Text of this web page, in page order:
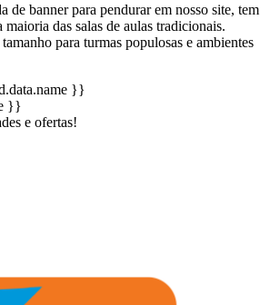
de banner para pendurar em nosso site, tem
das salas de aulas tradicionais.
para turmas populosas e ambientes
}}
}}
e ofertas!